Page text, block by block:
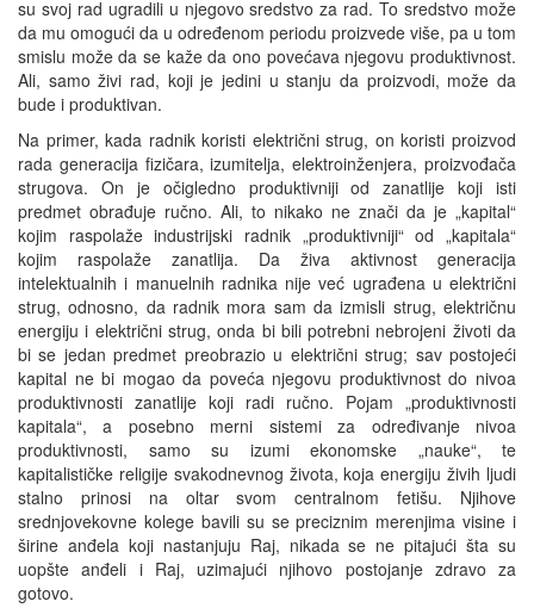
su svoj rad ugradili u njegovo sredstvo za rad. To sredstvo može
da mu omogući da u određenom periodu proizvede više, pa u tom
smislu može da se kaže da ono povećava njegovu produktivnost.
Ali, samo živi rad, koji je jedini u stanju da proizvodi, može da
bude i produktivan.
Na primer, kada radnik koristi električni strug, on koristi proizvod
rada generacija fizičara, izumitelja, elektroinženjera, proizvođača
strugova. On je očigledno produktivniji od zanatlije koji isti
predmet obrađuje ručno. Ali, to nikako ne znači da je „kapital“
kojim raspolaže industrijski radnik „produktivniji“ od „kapitala“
kojim raspolaže zanatlija. Da živa aktivnost generacija
intelektualnih i manuelnih radnika nije već ugrađena u električni
strug, odnosno, da radnik mora sam da izmisli strug, električnu
energiju i električni strug, onda bi bili potrebni nebrojeni životi da
bi se jedan predmet preobrazio u električni strug; sav postojeći
kapital ne bi mogao da poveća njegovu produktivnost do nivoa
produktivnosti zanatlije koji radi ručno. Pojam „produktivnosti
kapitala“, a posebno merni sistemi za određivanje nivoa
produktivnosti, samo su izumi ekonomske „nauke“, te
kapitalističke religije svakodnevnog života, koja energiju živih ljudi
stalno prinosi na oltar svom centralnom fetišu. Njihove
srednjovekovne kolege bavili su se preciznim merenjima visine i
širine anđela koji nastanjuju Raj, nikada se ne pitajući šta su
uopšte anđeli i Raj, uzimajući njihovo postojanje zdravo za
gotovo.